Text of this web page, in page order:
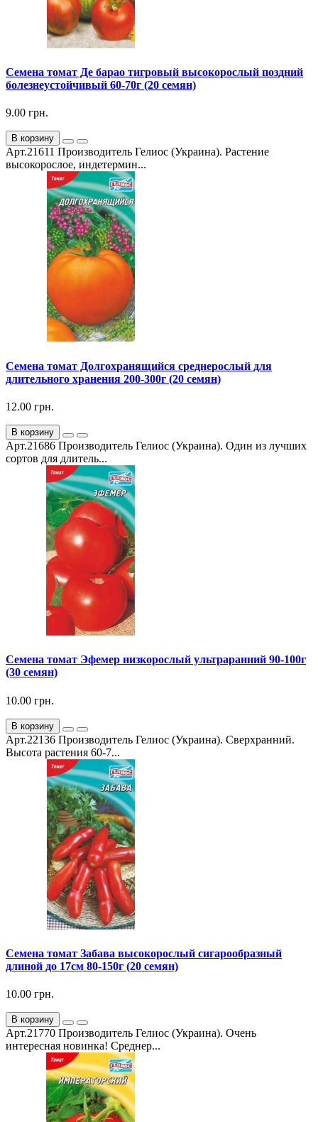
Семена томат Де барао тигровый высокорослый поздний
болезнеустойчивый 60-70г (20 семян)
9.00 грн.
В корзину
Арт.21611 Производитель Гелиос (Украина). Растение
высокорослое, индетермин...
Семена томат Долгохранящийся среднерослый для
длительного хранения 200-300г (20 семян)
12.00 грн.
В корзину
Арт.21686 Производитель Гелиос (Украина). Один из лучших
сортов для длитель...
Семена томат Эфемер низкорослый ультраранний 90-100г
(30 семян)
10.00 грн.
В корзину
Арт.22136 Производитель Гелиос (Украина). Сверхранний.
Высота растения 60-7...
Семена томат Забава высокорослый сигарообразный
длиной до 17см 80-150г (20 семян)
10.00 грн.
В корзину
Арт.21770 Производитель Гелиос (Украина). Очень
интересная новинка! Среднер...